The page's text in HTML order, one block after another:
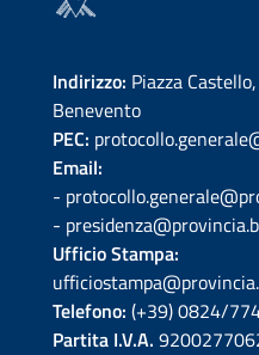
Indirizzo: Piazza
Benevento
PEC:
Email:
-
-
Ufficio Stampa:
Telefono: (+39) 0824/
Partita I.V.A.